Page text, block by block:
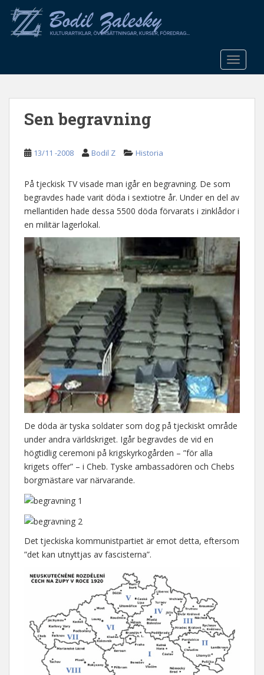
o
Sen begravning
13/11 -2008 Bodil Z Historia
På tjeckisk TV visade man igår en begravning. De som
begravdes hade varit döda i sextiotre år. Under en del av
mellantiden hade dessa 5500 döda förvarats i zinklådor i
en militär lagerlokal.
De döda är tyska soldater som dog på tjeckiskt område
under andra världskriget. Igår begravdes de vid en
högtidlig ceremoni på krigskyrkogården – ”för alla
krigets offer” – i Cheb. Tyske ambassadören och Chebs
borgmästare var närvarande.
Det tjeckiska kommunistpartiet är emot detta, eftersom
”det kan utnyttjas av fascisterna”.